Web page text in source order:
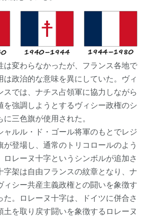
は変わらなかったが、フランス各地で
は政治的な意味を異にしていた。ヴィ
スでは、ナチス占領軍に協力しながら
を強調しようとするヴィシー政権のシ
三色旗が使用された。
ャルル・ド・ゴール将軍のもとでレジ
が登場し、通常のトリコロールのよう
ロレーヌ十字というシンボルが追加さ
字架は自由フランスの紋章となり、ナ
ィシー共産主義政権との闘いを象徴す
た。ロレーヌ十字は、ドイツに併合さ
土を取り戻す闘いを象徴するロレーヌ